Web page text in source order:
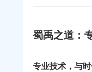
蜀禹之道：
专业技术，与